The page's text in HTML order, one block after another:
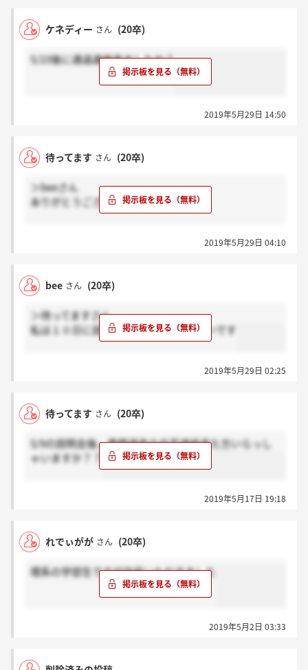
ケネディー さん (20卒)
5/23後に通過連絡来ましたか？
2019年5月29日 14:50
待ってます さん (20卒)
＞beeさん
ありがとうございます。
2019年5月29日 04:10
bee さん (20卒)
＞待ってますさん
私は１０日に説明会でしたが、来てないです
2019年5月29日 02:25
待ってます さん (20卒)
5/9の説明会後、書類選考の合否連絡来た方いらっし
ゃいますか？？
2019年5月17日 19:18
れでぃがが さん (20卒)
理系の学部生ですが内定いただきました
2019年5月2日 03:33